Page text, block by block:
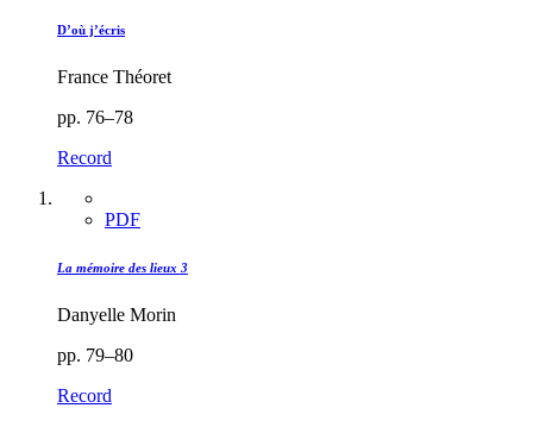
D’où j’écris
France Théoret
pp. 76–78
Record
PDF
La mémoire des lieux 3
Danyelle Morin
pp. 79–80
Record